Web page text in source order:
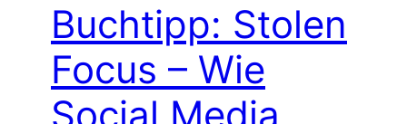
Buchtipp: Stolen
Focus – Wie